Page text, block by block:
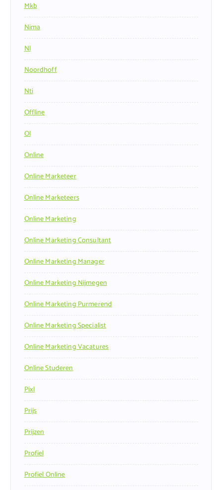
Mkb
Nima
Nl
Noordhoff
Nti
Offline
Ol
Online
Online Marketeer
Online Marketeers
Online Marketing
Online Marketing Consultant
Online Marketing Manager
Online Marketing Nijmegen
Online Marketing Purmerend
Online Marketing Specialist
Online Marketing Vacatures
Online Studeren
Pixl
Prijs
Prijzen
Profiel
Profiel Online